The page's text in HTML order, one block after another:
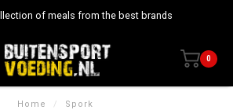
of meals from the best brands
0
Home / Spork